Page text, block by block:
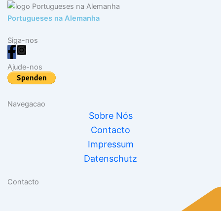
Portugueses na Alemanha
Siga-nos
Ajude-nos
Navegacao
Sobre Nós
Contacto
Impressum
Datenschutz
Contacto